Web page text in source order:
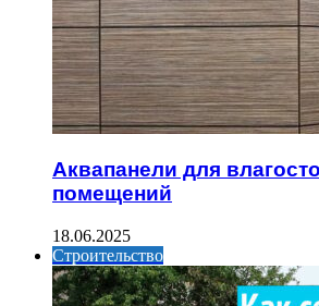
Аквапанели для
помещений
18.06.2025
Строительство